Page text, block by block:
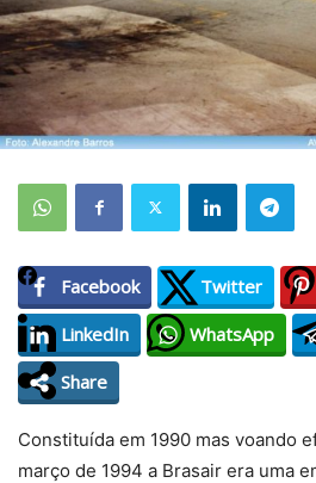
Facebook Twitter
LinkedIn
WhatsApp
Share
Constituída em 1990 mas voando
março de 1994 a Brasair era uma